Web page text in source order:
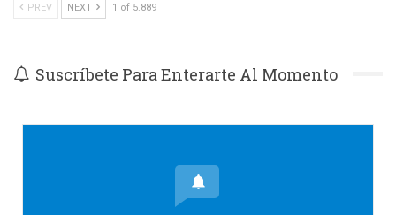
PREV NEXT 1 of 5.889
Suscríbete Para Enterarte Al Momento